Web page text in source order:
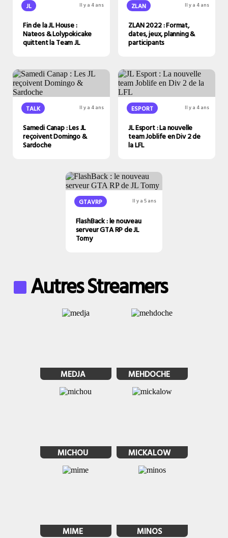
JL Il y a 4 ans
Fin de la JL House :
Nateos & Lolypokicake
quittent la Team JL
ZLAN Il y a 4 ans
ZLAN 2022 : Format,
dates, jeux, planning &
participants
TALK Il y a 4 ans
Samedi Canap : Les JL
reçoivent Domingo &
Sardoche
ESPORT Il y a 4 ans
JL Esport : La nouvelle
team Joblife en Div 2 de
la LFL
GTAVRP Il y a 5 ans
FlashBack : le nouveau
serveur GTA RP de JL
Tomy
Autres Streamers
MEDJA MEHDOCHE
MICHOU MICKALOW
MIME MINOS